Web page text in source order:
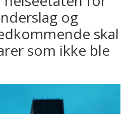
og
skal
som ikke ble